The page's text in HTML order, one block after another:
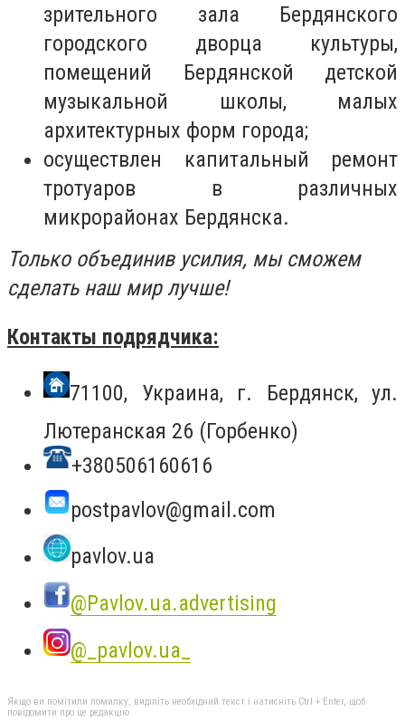
зрительного зала Бердянского
городского дворца культуры,
помещений Бердянской детской
музыкальной школы, малых
архитектурных форм города;
осуществлен капитальный ремонт
тротуаров в различных
микрорайонах Бердянска.
Только объединив усилия, мы сможем
сделать наш мир лучше!
Контакты подрядчика:
71100, Украина, г. Бердянск, ул.
Лютеранская 26 (Горбенко)
+380506160616
postpavlov@gmail.com
pavlov.ua
@Pavlov.ua.advertising
@_pavlov.ua_
Якщо ви помітили помилку, виділіть необхідний текст і натисніть Ctrl + Enter, щоб
повідомити про це редакцію